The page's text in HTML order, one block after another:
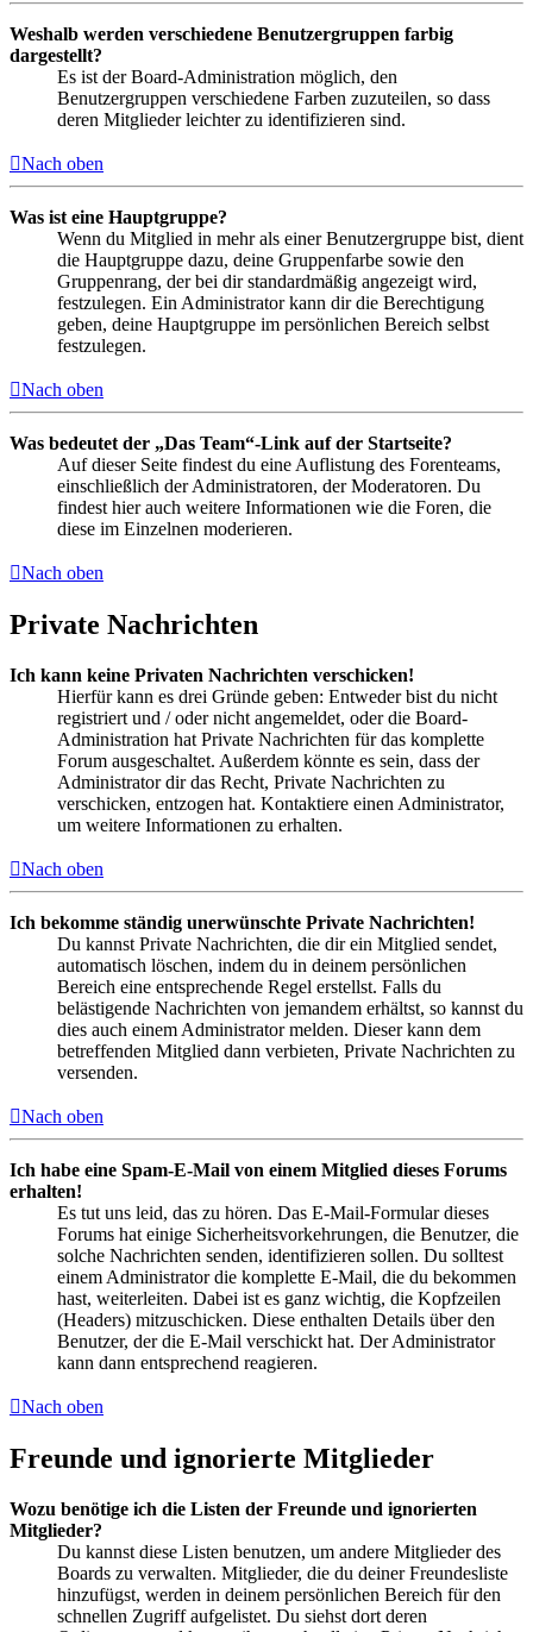
Weshalb werden verschiedene Benutzergruppen farbig
dargestellt?
Es ist der Board-Administration möglich, den
Benutzergruppen verschiedene Farben zuzuteilen, so dass
deren Mitglieder leichter zu identifizieren sind.
Nach oben
Was ist eine Hauptgruppe?
Wenn du Mitglied in mehr als einer Benutzergruppe bist, dient
die Hauptgruppe dazu, deine Gruppenfarbe sowie den
Gruppenrang, der bei dir standardmäßig angezeigt wird,
festzulegen. Ein Administrator kann dir die Berechtigung
geben, deine Hauptgruppe im persönlichen Bereich selbst
festzulegen.
Nach oben
Was bedeutet der „Das Team“-Link auf der Startseite?
Auf dieser Seite findest du eine Auflistung des Forenteams,
einschließlich der Administratoren, der Moderatoren. Du
findest hier auch weitere Informationen wie die Foren, die
diese im Einzelnen moderieren.
Nach oben
Private Nachrichten
Ich kann keine Privaten Nachrichten verschicken!
Hierfür kann es drei Gründe geben: Entweder bist du nicht
registriert und / oder nicht angemeldet, oder die Board-
Administration hat Private Nachrichten für das komplette
Forum ausgeschaltet. Außerdem könnte es sein, dass der
Administrator dir das Recht, Private Nachrichten zu
verschicken, entzogen hat. Kontaktiere einen Administrator,
um weitere Informationen zu erhalten.
Nach oben
Ich bekomme ständig unerwünschte Private Nachrichten!
Du kannst Private Nachrichten, die dir ein Mitglied sendet,
automatisch löschen, indem du in deinem persönlichen
Bereich eine entsprechende Regel erstellst. Falls du
belästigende Nachrichten von jemandem erhältst, so kannst du
dies auch einem Administrator melden. Dieser kann dem
betreffenden Mitglied dann verbieten, Private Nachrichten zu
versenden.
Nach oben
Ich habe eine Spam-E-Mail von einem Mitglied dieses Forums
erhalten!
Es tut uns leid, das zu hören. Das E-Mail-Formular dieses
Forums hat einige Sicherheitsvorkehrungen, die Benutzer, die
solche Nachrichten senden, identifizieren sollen. Du solltest
einem Administrator die komplette E-Mail, die du bekommen
hast, weiterleiten. Dabei ist es ganz wichtig, die Kopfzeilen
(Headers) mitzuschicken. Diese enthalten Details über den
Benutzer, der die E-Mail verschickt hat. Der Administrator
kann dann entsprechend reagieren.
Nach oben
Freunde und ignorierte Mitglieder
Wozu benötige ich die Listen der Freunde und ignorierten
Mitglieder?
Du kannst diese Listen benutzen, um andere Mitglieder des
Boards zu verwalten. Mitglieder, die du deiner Freundesliste
hinzufügst, werden in deinem persönlichen Bereich für den
schnellen Zugriff aufgelistet. Du siehst dort deren